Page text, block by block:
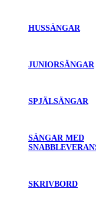
HUSSÄNGAR
JUNIORSÄNGAR
SPJÄLSÄNGAR
SÄNGAR MED
SKRIVBORD